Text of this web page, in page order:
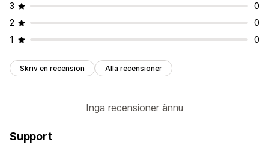
3
0
2
0
1
0
Skriv en recension Alla recensioner
Inga recensioner ännu
Support